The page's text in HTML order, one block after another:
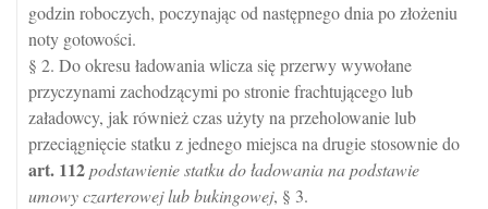
godzin roboczych, poczynając od następnego dnia po złożeniu
noty gotowości.
§ 2. Do okresu ładowania wlicza się przerwy wywołane
przyczynami zachodzącymi po stronie frachtującego lub
załadowcy, jak również czas użyty na przeholowanie lub
przeciągnięcie statku z jednego miejsca na drugie stosownie do
art. 112podstawienie statku do ładowania na podstawie
umowy czarterowej lub bukingowej, § 3.